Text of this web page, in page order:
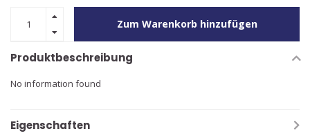
Zum Warenkorb hinzufügen
Produktbeschreibung
No information found
Eigenschaften